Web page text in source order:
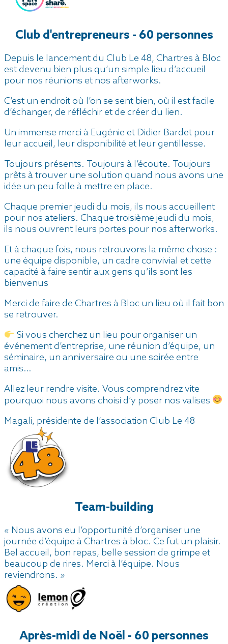
Club d'entrepreneurs - 60 personnes
Depuis le lancement du Club Le 48, Chartres à Bloc
est devenu bien plus qu’un simple lieu d’accueil
pour nos réunions et nos afterworks.
C’est un endroit où l’on se sent bien, où il est facile
d’échanger, de réfléchir et de créer du lien.
Un immense merci à Eugénie et Didier Bardet pour
leur accueil, leur disponibilité et leur gentillesse.
Toujours présents. Toujours à l’écoute. Toujours
prêts à trouver une solution quand nous avons une
idée un peu folle à mettre en place.
Chaque premier jeudi du mois, ils nous accueillent
pour nos ateliers. Chaque troisième jeudi du mois,
ils nous ouvrent leurs portes pour nos afterworks.
Et à chaque fois, nous retrouvons la même chose :
une équipe disponible, un cadre convivial et cette
capacité à faire sentir aux gens qu’ils sont les
bienvenus
Merci de faire de Chartres à Bloc un lieu où il fait bon
se retrouver.
Si vous cherchez un lieu pour organiser un
événement d’entreprise, une réunion d’équipe, un
séminaire, un anniversaire ou une soirée entre
amis…
Allez leur rendre visite. Vous comprendrez vite
pourquoi nous avons choisi d’y poser nos valises
Magali, présidente de l’association Club Le 48
Team-building
« Nous avons eu l’opportunité d’organiser une
journée d’équipe à Chartres à bloc. Ce fut un plaisir.
Bel accueil, bon repas, belle session de grimpe et
beaucoup de rires. Merci à l’équipe. Nous
reviendrons. »
Après-midi de Noël - 60 personnes